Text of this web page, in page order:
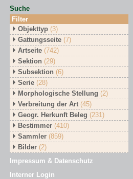
Suche
Filter
Objekttyp (3)
Gattungsseite (7)
Artseite (742)
Sektion (29)
Subsektion (6)
Serie (28)
Morphologische Stellung (2)
Verbreitung der Art (45)
Geogr. Herkunft Beleg (231)
Bestimmer (410)
Sammler (859)
Bilder (2)
Impressum & Datenschutz
Interner Login